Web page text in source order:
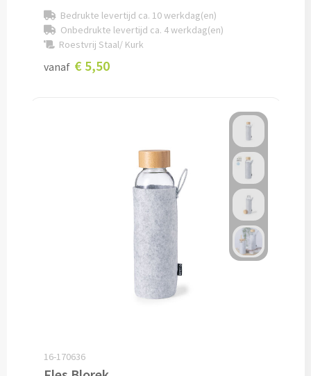
Automatische paraplu's bedrukken
Stormparaplu's bedrukken
Kinderparaplu's bedrukken
Poncho's & Regenjassen
Bedrukte levertijd ca. 10 werkdag(en)
Onbedrukte levertijd ca. 4 werkdag(en)
Roestvrij Staal/ Kurk
vanaf € 5,50
16-170636